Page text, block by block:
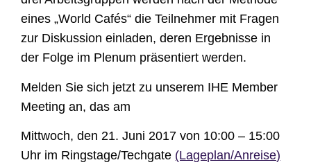
eines „World Cafés“ die Teilnehmer mit Fragen
zur Diskussion einladen, deren Ergebnisse in
der Folge im Plenum präsentiert werden.
Melden Sie sich jetzt zu unserem IHE Member
Meeting an, das am
Mittwoch, den 21. Juni 2017 von 10:00 – 15:00
Uhr im Ringstage/Techgate (Lageplan/Anreise)